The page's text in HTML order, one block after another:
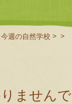
今週の自然学校 > >
ませんで